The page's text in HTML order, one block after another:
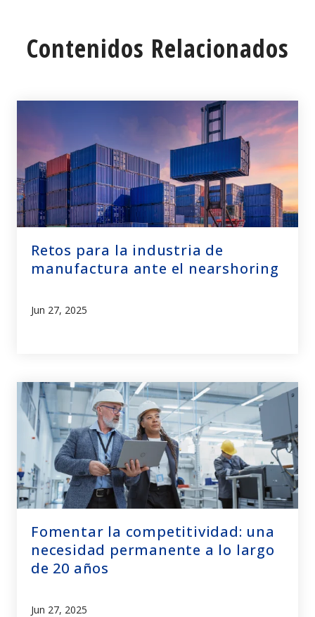
Contenidos Relacionados
Retos para la industria de
manufactura ante el nearshoring
Jun 27, 2025
Fomentar la competitividad: una
necesidad permanente a lo largo
de 20 años
Jun 27, 2025